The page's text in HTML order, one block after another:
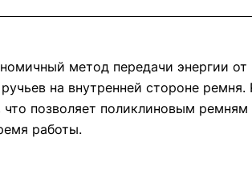
метод передачи энергии
на внутренней стороне
позволяет поликлиновым
работы.